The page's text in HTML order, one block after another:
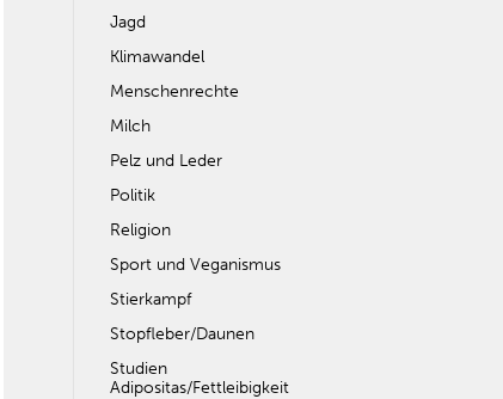
Jagd
Klimawandel
Menschenrechte
Milch
Pelz und Leder
Politik
Religion
Sport und Veganismus
Stierkampf
Stopfleber/Daunen
Studien
Adipositas/Fettleibigkeit